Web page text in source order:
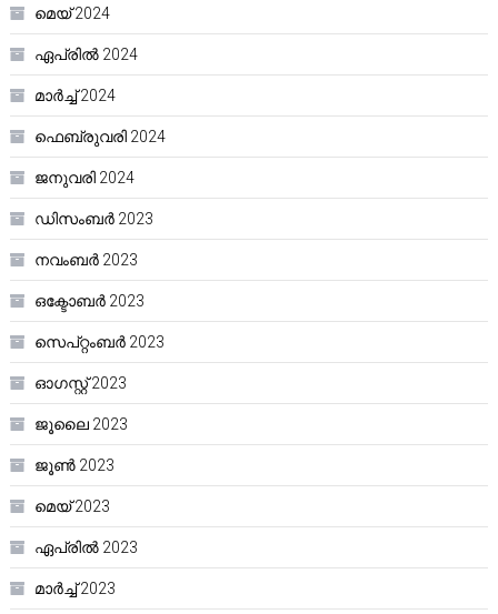
മെയ്‌ 2024
ഏപ്രിൽ 2024
മാർച്ച്‌ 2024
ഫെബ്രുവരി 2024
ജനുവരി 2024
ഡിസംബർ 2023
നവംബർ 2023
ഒക്ടോബർ 2023
സെപ്റ്റംബർ 2023
ഓഗസ്റ്റ്‌ 2023
ജൂലൈ 2023
ജൂൺ 2023
മെയ്‌ 2023
ഏപ്രിൽ 2023
മാർച്ച്‌ 2023